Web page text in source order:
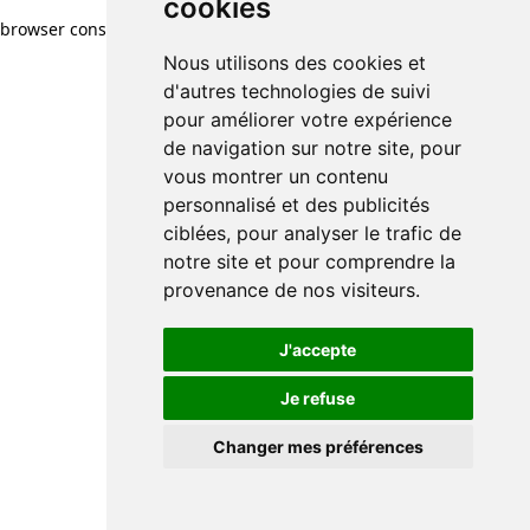
cookies
Nous utilisons des cookies et
d'autres technologies de suivi
pour améliorer votre expérience
de navigation sur notre site, pour
vous montrer un contenu
personnalisé et des publicités
ciblées, pour analyser le trafic de
notre site et pour comprendre la
provenance de nos visiteurs.
J'accepte
Je refuse
Changer mes préférences
browser console for more information)